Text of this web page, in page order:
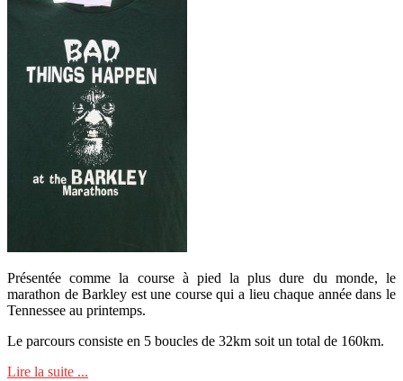
Présentée comme la course à pied la plus dure du monde, le
marathon de Barkley est une course qui a lieu chaque année dans le
Tennessee au printemps.
Le parcours consiste en 5 boucles de 32km soit un total de 160km.
Lire la suite ...